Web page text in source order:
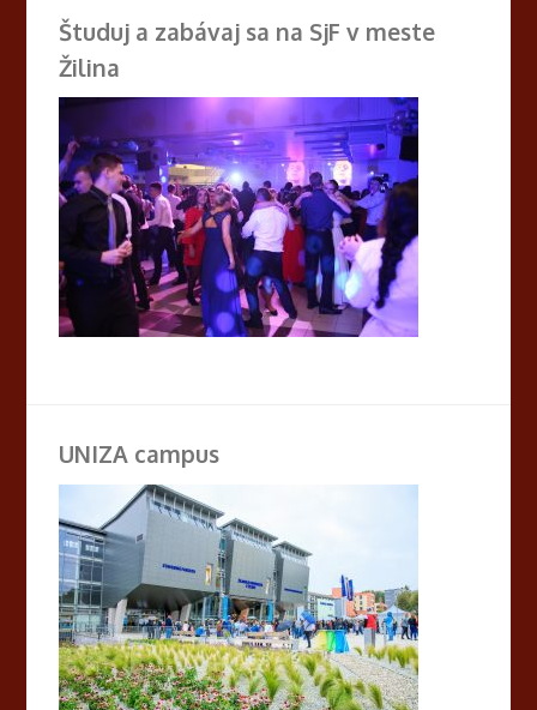
Študuj a zabávaj sa na SjF v meste
Žilina
UNIZA campus